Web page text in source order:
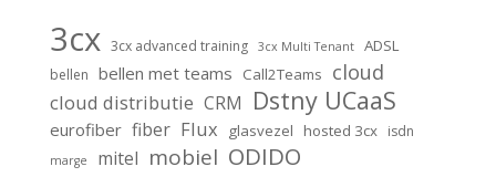
3cx 3cx advanced training 3cx Multi Tenant ADSL
bellen bellen met teams Call2Teams cloud
cloud distributie CRM Dstny UCaaS
eurofiber fiber Flux glasvezel hosted 3cx isdn
marge mitel mobiel ODIDO